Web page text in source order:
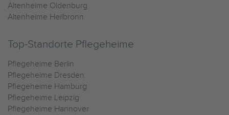
Altenheime Oldenburg
Altenheime Heilbronn
Top-Standorte Pflegeheime
Pflegeheime Berlin
Pflegeheime Dresden
Pflegeheime Hamburg
Pflegeheime Leipzig
Pflegeheime Hannover